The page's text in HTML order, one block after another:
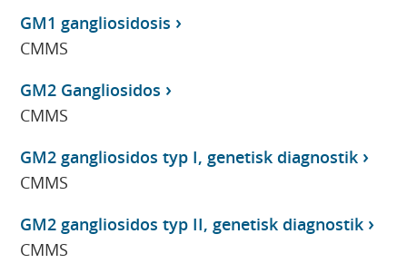
GM1 gangliosidosis
CMMS
GM2 Gangliosidos
CMMS
GM2 gangliosidos typ I, genetisk diagnostik
CMMS
GM2 gangliosidos typ II, genetisk diagnostik
CMMS